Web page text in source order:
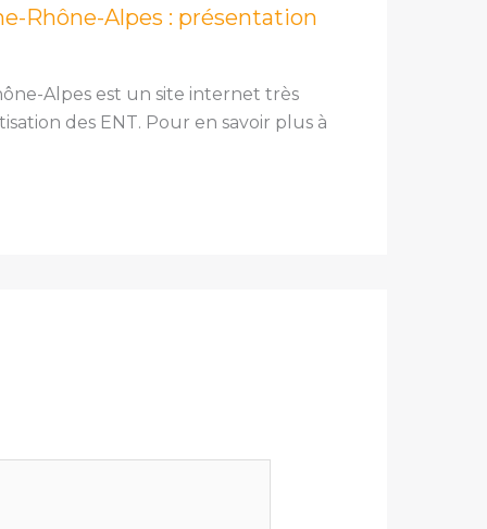
Rhône-Alpes : présentation
Alpes est un site internet très
des ENT. Pour en savoir plus à